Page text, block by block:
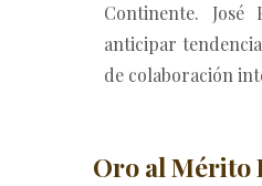
Continente.
anticipar
de colaboración
Oro al Mérito